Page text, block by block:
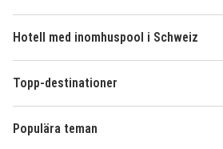
Hotell med inomhuspool i Schweiz
Topp-destinationer
Populära teman